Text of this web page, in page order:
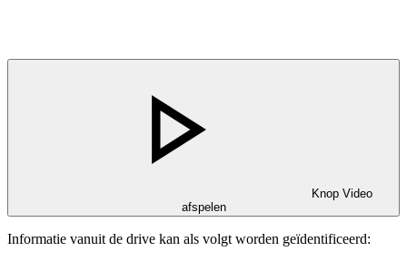
Knop Video
afspelen
Informatie vanuit de drive kan als volgt worden geïdentificeerd: